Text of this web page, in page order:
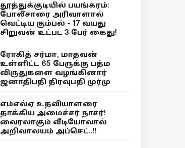
தூத்துக்குடியில் பயங்கரம்:
போலீசாரை அரிவாளால்
வெட்டிய கும்பல் - 17 வயது
சிறுவன் உட்பட 3 பேர் கைது!
ரோகித் சர்மா, மாதவன்
உள்ளிட்ட 65 பேருக்கு பத்ம
விருதுகளை வழங்கினார்
ஜனாதிபதி திரவுபதி முர்மு
எம்எல்ஏ உதவியாளரை
தாக்கிய அமைச்சர் நாசர்!
வைரலாகும் வீடியோவால்
அறிவாலயம் அப்செட்..!!